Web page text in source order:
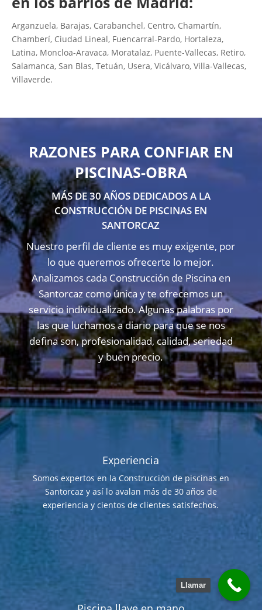
Arganzuela, Barajas, Carabanchel, Centro, Chamartín,
Chamberí, Ciudad Lineal, Fuencarral-Pardo, Hortaleza,
Latina, Moncloa-Aravaca, Moratalaz, Puente-Vallecas, Retiro,
Salamanca, San Blas, Tetuán, Usera, Vicálvaro, Villa-Vallecas,
Villaverde.
RAZONES PARA CONFIAR EN
PISCINAS-OBRA
MÁS DE 30 AÑOS DEDICADOS A LA
CONSTRUCCIÓN DE PISCINAS EN
SANTORCAZ
Nuestro perfil de cliente es muy exigente, por
lo que queremos ofrecerte lo mejor.
Analizamos cada Construcción de Piscina en
Santorcaz como única y te ofrecemos un
servicio individualizado. Algunas palabras por
las que luchamos a diario para que se nos
defina son, profesionalidad, calidad, seriedad
y buen precio.
Experiencia
Somos expertos en la Construcción de piscinas en
Santorcaz y así lo avalan más de 30 años de
experiencia y cientos de clientes satisfechos.
Llamar